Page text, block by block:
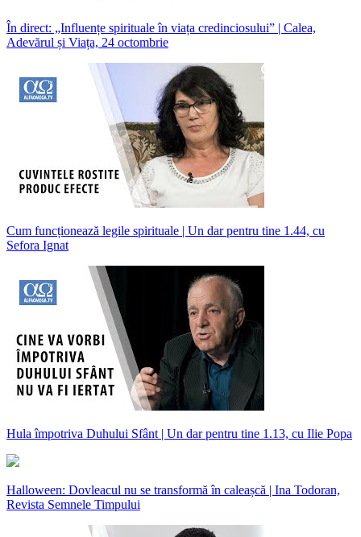
În direct: „Influențe spirituale în viața credinciosului” | Calea,
Adevărul și Viața, 24 octombrie
Cum funcționează legile spirituale | Un dar pentru tine 1.44, cu
Sefora Ignat
Hula împotriva Duhului Sfânt | Un dar pentru tine 1.13, cu Ilie Popa
Halloween: Dovleacul nu se transformă în caleașcă | Ina Todoran,
Revista Semnele Timpului